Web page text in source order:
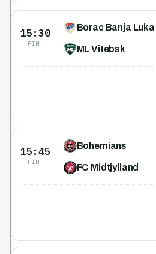
15:30
FIM
Borac Banja Luka
ML Vitebsk
15:45
FIM
Bohemians
FC Midtjylland